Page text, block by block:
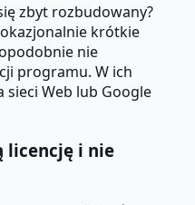
zbyt rozbudowany?
krótkie
nie
programu. W ich
Web lub Google
licencję i nie